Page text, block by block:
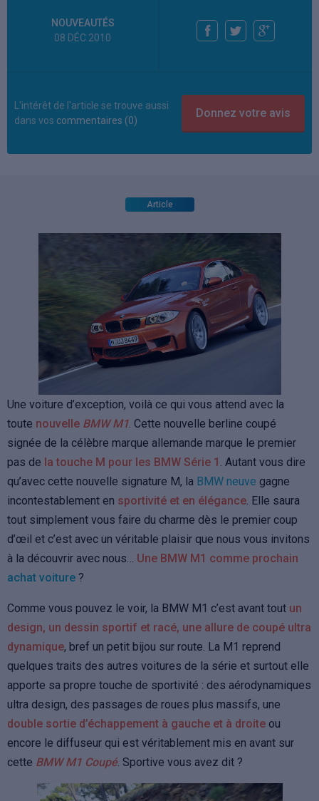
NOUVEAUTÉS
08 DÉC 2010
L'intérêt de l'article se trouve aussi
dans vos commentaires (0)
Article
Une voiture d’exception, voilà ce qui vous attend avec la
toute nouvelle BMW M1 . Cette nouvelle berline coupé
signée de la célèbre marque allemande marque le premier
pas de la touche M pour les BMW Série 1 . Autant vous dire
qu’avec cette nouvelle signature M, la BMW neuve gagne
incontestablement en sportivité et en élégance . Elle saura
tout simplement vous faire du charme dès le premier coup
d’œil et c’est avec un véritable plaisir que nous vous invitons
à la découvrir avec nous…
Une BMW M1 comme prochain
achat voiture ?
Comme vous pouvez le voir, la BMW M1 c’est avant tout un
design, un dessin sportif et racé, une allure de coupé ultra
dynamique, bref un petit bijou sur route. La M1 reprend
quelques traits des autres voitures de la série et surtout elle
apporte sa propre touche de sportivité : des aérodynamiques
ultra design, des passages de roues plus massifs, une
double sortie d’échappement à gauche et à droite ou
encore le diffuseur qui est véritablement mis en avant sur
cette BMW M1 Coupé. Sportive vous avez dit ?